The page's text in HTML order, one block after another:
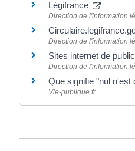
Légifrance
Direction de l'information
Direction de l'information
Sites internet de
Direction de l'information
Que signifie "nul n'est
Vie-publique.fr